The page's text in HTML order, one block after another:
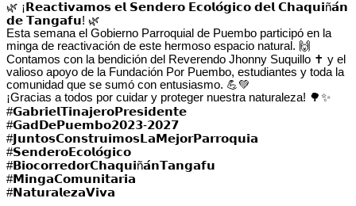
🌿 ¡𝗥𝗲𝗮𝗰𝘁𝗶𝘃𝗮𝗺𝗼𝘀 𝗲𝗹 𝗦𝗲𝗻𝗱𝗲𝗿𝗼 𝗘𝗰𝗼𝗹𝗼́𝗴𝗶𝗰𝗼 𝗱𝗲𝗹 𝗖𝗵𝗮𝗾𝘂𝗶ñ𝗮́𝗻
𝗱𝗲 𝗧𝗮𝗻𝗴𝗮𝗳𝘂! 🌿
Esta semana el Gobierno Parroquial de Puembo participó en la
minga de reactivación de este hermoso espacio natural. 🙌
Contamos con la bendición del Reverendo Jhonny Suquillo ✝️ y el
valioso apoyo de la Fundación Por Puembo, estudiantes y toda la
comunidad que se sumó con entusiasmo. 💪💚
¡Gracias a todos por cuidar y proteger nuestra naturaleza! 🌳✨
#𝗚𝗮𝗯𝗿𝗶𝗲𝗹𝗧𝗶𝗻𝗮𝗷𝗲𝗿𝗼𝗣𝗿𝗲𝘀𝗶𝗱𝗲𝗻𝘁𝗲⁣⁣⁣⁣⁣
#𝗚𝗮𝗱𝗗𝗲𝗣𝘂𝗲𝗺𝗯𝗼𝟮𝟬𝟮𝟯-𝟮𝟬𝟮𝟳⁣⁣⁣⁣⁣
#𝗝𝘂𝗻𝘁𝗼𝘀𝗖𝗼𝗻𝘀𝘁𝗿𝘂𝗶𝗺𝗼𝘀𝗟𝗮𝗠𝗲𝗷𝗼𝗿𝗣𝗮𝗿𝗿𝗼𝗾𝘂𝗶𝗮⁣⁣⁣⁣⁣
#𝗦𝗲𝗻𝗱𝗲𝗿𝗼𝗘𝗰𝗼𝗹𝗼́𝗴𝗶𝗰𝗼
#𝗕𝗶𝗼𝗰𝗼𝗿𝗿𝗲𝗱𝗼𝗿𝗖𝗵𝗮𝗾𝘂𝗶ñ𝗮́𝗻𝗧𝗮𝗻𝗴𝗮𝗳𝘂
#𝗠𝗶𝗻𝗴𝗮𝗖𝗼𝗺𝘂𝗻𝗶𝘁𝗮𝗿𝗶𝗮
#𝗡𝗮𝘁𝘂𝗿𝗮𝗹𝗲𝘇𝗮𝗩𝗶𝘃𝗮